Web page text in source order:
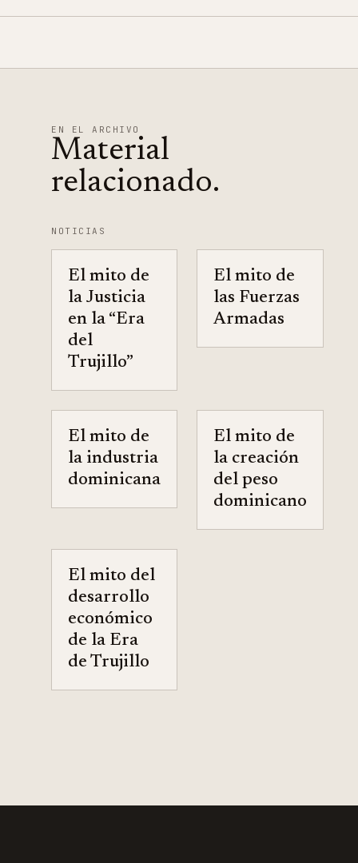
EN EL ARCHIVO
Material
relacionado.
NOTICIAS
El mito de
la Justicia
en la “Era
del
Trujillo”
El mito de
las Fuerzas
Armadas
El mito de
la industria
dominicana
El mito de
la creación
del peso
dominicano
El mito del
desarrollo
económico
de la Era
de Trujillo